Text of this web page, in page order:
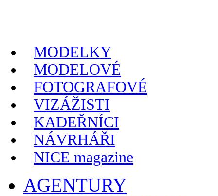
MODELKY
MODELOVÉ
FOTOGRAFOVÉ
VIZÁŽISTI
KADEŘNÍCI
NÁVRHÁŘI
NICE magazine
AGENTURY